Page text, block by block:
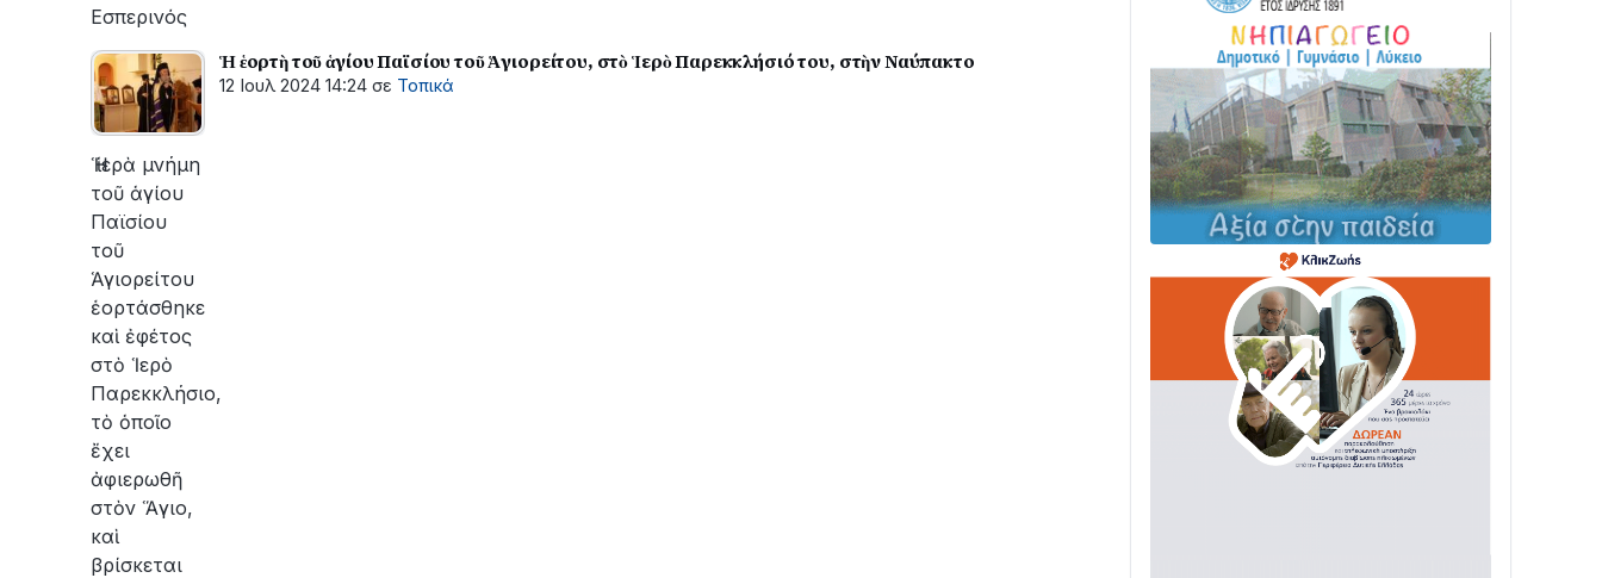
Εσπερινός
Ἡ ἑορτὴ τοῦ ἁγίου Παϊσίου τοῦ Ἁγιορείτου, στὸ Ἱερὸ Παρεκκλήσιό του, στὴν Ναύπακτο
12 Ιουλ 2024 14:24 σε Τοπικά
Ἡ ἱερὰ μνήμη
τοῦ ἁγίου
Παϊσίου
τοῦ
Ἁγιορείτου
ἑορτάσθηκε
καὶ ἐφέτος
στὸ Ἱερὸ
Παρεκκλήσιο,
τὸ ὁποῖο
ἔχει
ἀφιερωθῆ
στὸν Ἅγιο,
καὶ
βρίσκεται
24/07 • 11:03
ΤΟ ΠΑΡΤΥ ΣΥΝΕΧΙΖΕΤΑΙ…
05/08 • 08:41
Στο σκοτάδι μεγάλο μέρος στο Λυγιά
Ναυπάκτου
04/08 • 19:47
Σε τροχιά υλοποίησης η Παράκαμψη
του Κέντρου της Ναυπάκτου
Σε φουλ ρυθμούς το τμήμα Βόνιτσα –
Άγιος Νικόλαος | Αυτοψία Καββαδά
03/08 • 11:11
Με Αρχιερατική Λαμπρότητα η
Πανήγυρη της Μεταμορφώσεως του
Σωτήρος στο Γολέμι